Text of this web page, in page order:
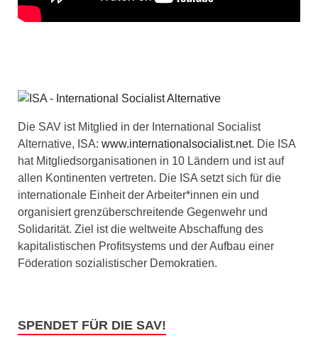
Die SAV ist Mitglied in der International Socialist
Alternative, ISA: www.internationalsocialist.net. Die ISA
hat Mitgliedsorganisationen in 10 Ländern und ist auf
allen Kontinenten vertreten. Die ISA setzt sich für die
internationale Einheit der Arbeiter*innen ein und
organisiert grenzüberschreitende Gegenwehr und
Solidarität. Ziel ist die weltweite Abschaffung des
kapitalistischen Profitsystems und der Aufbau einer
Föderation sozialistischer Demokratien.
SPENDET FÜR DIE SAV!